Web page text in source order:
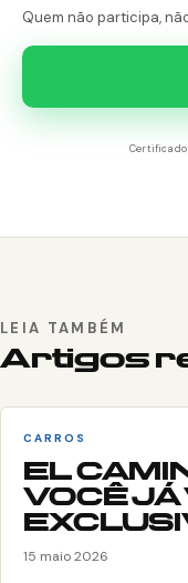
Quem não participa,
Certificado
LEIA TAMBÉM
Artigos
CARROS
EL
VOCÊ JÁ
15 maio 2026